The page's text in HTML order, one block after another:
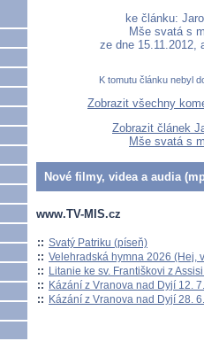
ke článku:
Mše svatá s
ze dne 15.11.2012,
K tomutu článku nebyl
Zobrazit všechny
Zobrazit článek
Mše svatá s
Nové filmy, videa a audia
www.TV-MIS.cz
:: Svatý Patriku (píseň)
:: Velehradská hymna 2026 (Hej,
:: Litanie ke sv. Františkovi z
:: Kázání z Vranova nad Dyjí 12.
:: Kázání z Vranova nad Dyjí 28.